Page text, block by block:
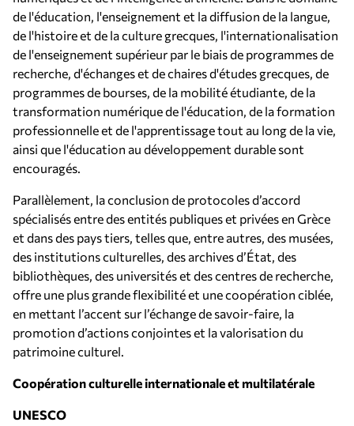
de l'éducation, l'enseignement et la diffusion de la langue,
de l'histoire et de la culture grecques, l'internationalisation
de l'enseignement supérieur par le biais de programmes de
recherche, d'échanges et de chaires d'études grecques, de
programmes de bourses, de la mobilité étudiante, de la
transformation numérique de l'éducation, de la formation
professionnelle et de l'apprentissage tout au long de la vie,
ainsi que l'éducation au développement durable sont
encouragés.
Parallèlement, la conclusion de protocoles d’accord
spécialisés entre des entités publiques et privées en Grèce
et dans des pays tiers, telles que, entre autres, des musées,
des institutions culturelles, des archives d’État, des
bibliothèques, des universités et des centres de recherche,
offre une plus grande flexibilité et une coopération ciblée,
en mettant l’accent sur l’échange de savoir-faire, la
promotion d’actions conjointes et la valorisation du
patrimoine culturel.
Coopération culturelle internationale et multilatérale
UNESCO